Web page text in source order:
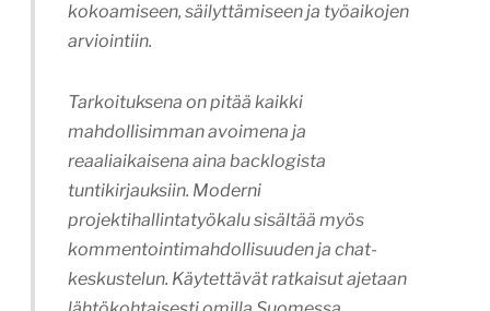
kokoamiseen, säilyttämiseen ja työaikojen
arviointiin.
Tarkoituksena on pitää kaikki
mahdollisimman avoimena ja
reaaliaikaisena aina backlogista
tuntikirjauksiin. Moderni
projektihallintatyökalu sisältää myös
kommentointimahdollisuuden ja chat-
keskustelun. Käytettävät ratkaisut ajetaan